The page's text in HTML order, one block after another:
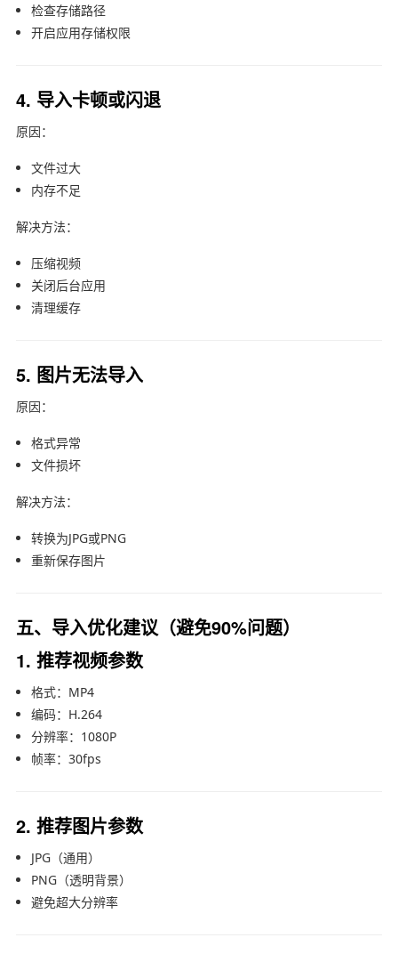
检查存储路径
开启应用存储权限
4. 导入卡顿或闪退
原因：
文件过大
内存不足
解决方法：
压缩视频
关闭后台应用
清理缓存
5. 图片无法导入
原因：
格式异常
文件损坏
解决方法：
转换为JPG或PNG
重新保存图片
五、导入优化建议（避免90%问题）
1. 推荐视频参数
格式：MP4
编码：H.264
分辨率：1080P
帧率：30fps
2. 推荐图片参数
JPG（通用）
PNG（透明背景）
避免超大分辨率